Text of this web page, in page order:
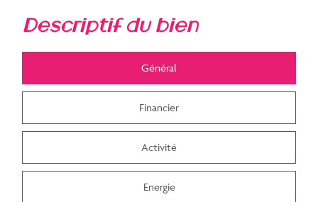
descriptif du bien
Général
Financier
Activité
Energie